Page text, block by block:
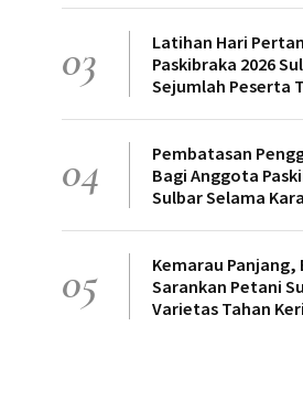
03
Latihan Hari
Paskibraka 2026
Sejumlah Peserta
04
Pembatasan
Bagi Anggota
Sulbar Selama
05
Kemarau Panjang,
Sarankan Petani
Varietas Tahan